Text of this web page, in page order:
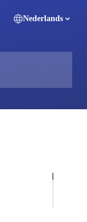
Nederlands